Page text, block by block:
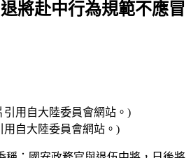
將赴中行為規範不應冒
用自大陸委員會網站。)